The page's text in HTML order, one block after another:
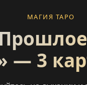
МАГИЯ ТАРО
— 3